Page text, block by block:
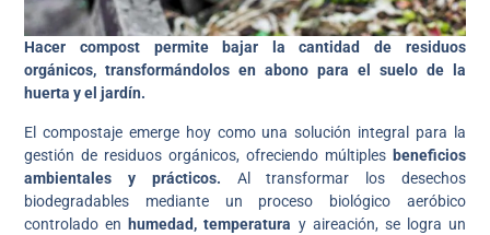
Hacer compost permite bajar la cantidad de residuos
orgánicos, transformándolos en abono para el suelo de la
huerta y el jardín.
El compostaje emerge hoy como una solución integral para la
gestión de residuos orgánicos, ofreciendo múltiples beneficios
ambientales y prácticos. Al transformar los desechos
biodegradables mediante un proceso biológico aeróbico
controlado en humedad, temperatura y aireación, se logra un